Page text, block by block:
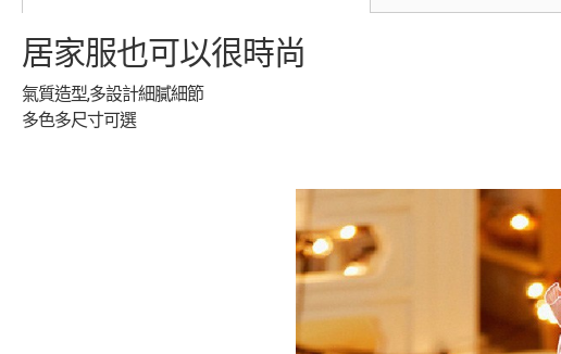
居家服也可以很時尚
氣質造型,多設計細膩細節
多色多尺寸可選